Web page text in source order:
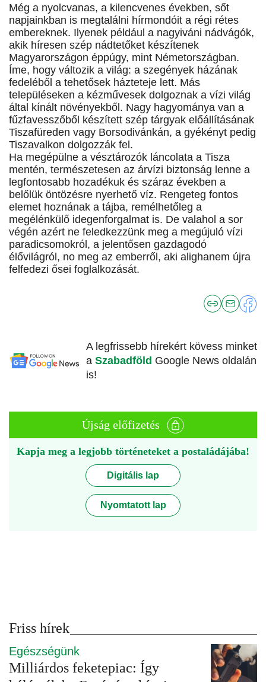
Még a nyolcvanas, a kilencvenes években, sőt
napjainkban is megtalálni hírmondóit a régi rétes
embereknek. Ilyenek például a nagyiváni nádvágók,
akik híresen szép nádtetőket készítenek
Magyarországon éppúgy, mint Németországban.
Íme, hogy változik a világ: a szegények házának
fedeléből a tehetősek házteteje lett. Más
településeken a kézművesek dolgoznak a vízi világ
által kínált növényekből. Nagy hagyománya van a
fűzfavesszőből készített szép tárgyak előállításának
Tiszafüreden vagy Borsodivánkán, a gyékényt pedig
Tiszavalkon dolgozzák fel.
Ha megépülne a vésztározók láncolata a Tisza
mentén, természetesen az árvízi biztonság lenne a
legfontosabb hozadékuk és száraz években a
belőlük öntözésre nyerhető víz. Rengeteg fontos
elemet hoznának a tájba, remélhetőleg a
megélénkülő idegenforgalmat is. De valahol a sor
végén azért ne feledkezzünk meg a megújuló vízi
paradicsomokról, a jelentősen gazdagodó
élővilágról, no meg az emberről, aki alighanem újra
felfedezi ősei foglalkozását.
A legfrissebb hírekért kövess minket
a Szabadföld Google News oldalán
is!
Újság előfizetés
Kapja meg a legjobb történeteket a postaládájába!
Digitális lap
Nyomtatott lap
Friss hírek
Egészségünk
Milliárdos feketepiac: Így